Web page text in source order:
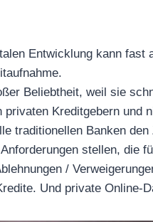
Entwicklung kann fast
Beliebtheit, weil sie
Kreditgebern und
traditionellen Banken
stellen, die
/
Und private Online-